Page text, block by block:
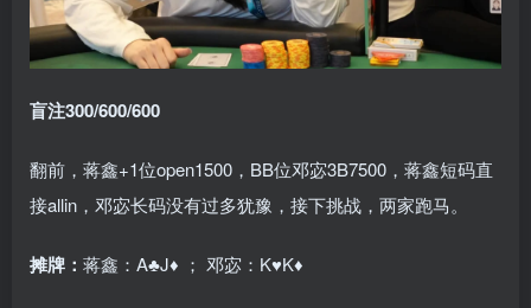
盲注300/600/600
翻前，蒋鑫+1位open1500，BB位邓宓3B7500，蒋鑫短码直
接allin，邓宓长码没有过多犹豫，接下挑战，两家跑马。
摊牌： 蒋鑫：A♣J♦ ； 邓宓：K♥K♦